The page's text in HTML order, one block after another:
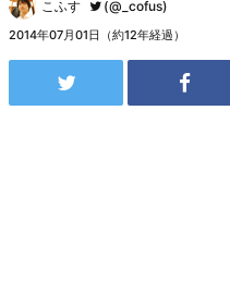
こふす (@_cofus)
2014年07月01日（約12年経過）